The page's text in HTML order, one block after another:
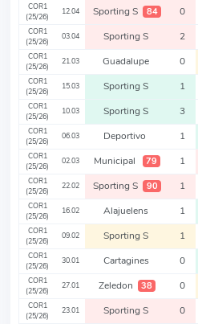
COR1
(25/26)
12.04 Sporting S 84 0
COR1
(25/26)
03.04 Sporting S 2
COR1
(25/26)
21.03 Guadalupe 0
COR1
(25/26)
15.03 Sporting S 1
COR1
(25/26)
10.03 Sporting S 3
COR1
(25/26)
06.03 Deportivo 1
COR1
(25/26)
02.03 Municipal 79 1
COR1
(25/26)
22.02 Sporting S 90 1
COR1
(25/26)
16.02 Alajuelens 1
COR1
(25/26)
09.02 Sporting S 1
COR1
(25/26)
30.01 Cartagines 0
COR1
(25/26)
27.01 Zeledon 38 0
COR1
(25/26)
23.01 Sporting S 0